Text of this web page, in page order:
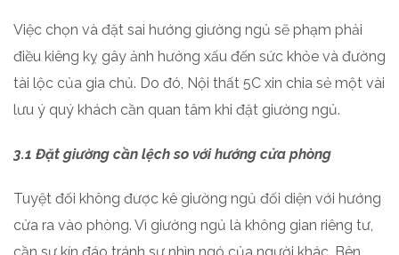
Việc chọn và đặt sai hướng giường ngủ sẽ phạm phải
điều kiêng kỵ gây ảnh hưởng xấu đến sức khỏe và đường
tài lộc của gia chủ. Do đó, Nội thất 5C xin chia sẻ một vài
lưu ý quý khách cần quan tâm khi đặt giường ngủ.
3.1 Đặt giường cần lệch so với hướng cửa phòng
Tuyệt đối không được kê giường ngủ đối diện với hướng
cửa ra vào phòng. Vì giường ngủ là không gian riêng tư,